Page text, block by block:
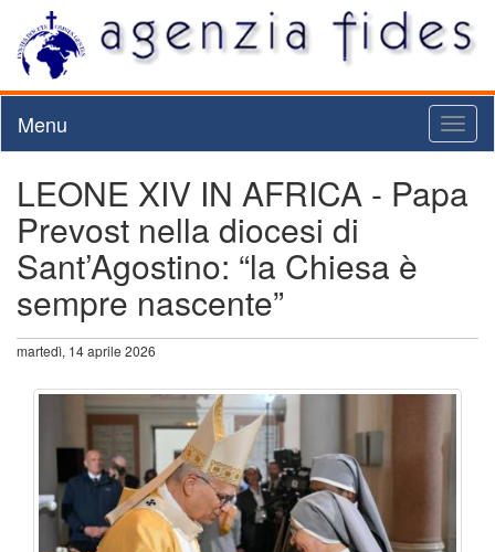
Menu
LEONE XIV IN AFRICA - Papa
Prevost nella diocesi di
Sant’Agostino: “la Chiesa è
sempre nascente”
martedì, 14 aprile 2026